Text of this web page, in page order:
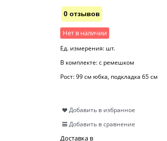
0 отзывов
Нет в наличии
Ед. измерения: шт.
В комплекте:с ремешком
Рост:99 см юбка, подкладка 65 см
Добавить в избранное
Добавить в сравнение
Доставка в